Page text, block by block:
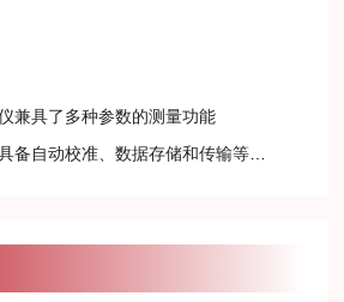
兼具了多种参数的测量功能
备自动校准、数据存储和传输等功能